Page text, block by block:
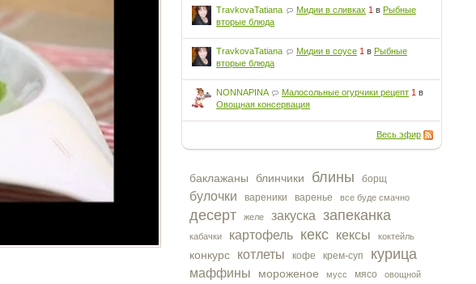
TravkovaTatiana Мидии в сливках 1 вРыбные
вторые блюда
TravkovaTatiana Мидии в соусе 1 вРыбные
вторые блюда
NONNAPINA Малосольные огурчики рецепт 1 в
Овощная консервация
Весь эфир
баклажаны блинчики блины борщ
булочки вареники варенье все буде смачно
десерт желе закуска запеканка
кабачки картофель кекс кексы коктейль
конкурс котлеты кофе крем-суп курица
маффины мороженое мусс мясо
овощной